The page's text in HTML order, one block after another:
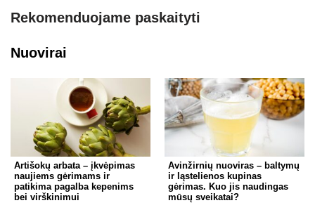
Rekomenduojame paskaityti
Nuovirai
Artišokų arbata – įkvėpimas
naujiems gėrimams ir
patikima pagalba kepenims
bei virškinimui
Avinžirnių nuoviras – baltymų
ir ląstelienos kupinas
gėrimas. Kuo jis naudingas
mūsų sveikatai?